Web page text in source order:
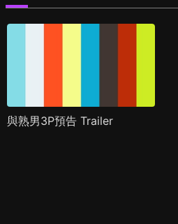
與熟男3P預告 Trailer